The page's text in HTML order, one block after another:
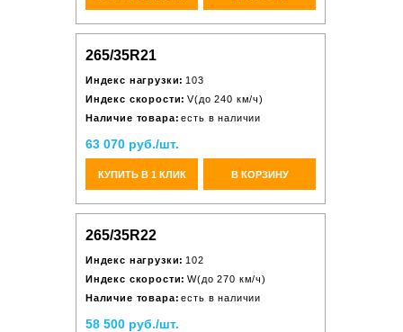
265/35R21
Индекс нагрузки: 103
Индекс скорости: V(до 240 км/ч)
Наличие товара: есть в наличии
63 070 руб./шт.
КУПИТЬ В 1 КЛИК В КОРЗИНУ
265/35R22
Индекс нагрузки: 102
Индекс скорости: W(до 270 км/ч)
Наличие товара: есть в наличии
58 500 руб./шт.